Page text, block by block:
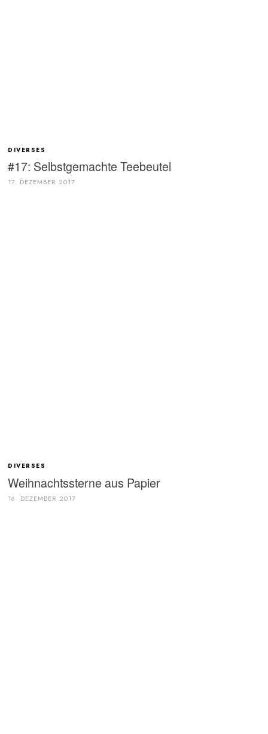
DIVERSES
#17: Selbstgemachte Teebeutel
17. DEZEMBER 2017
DIVERSES
Weihnachtssterne aus Papier
16. DEZEMBER 2017